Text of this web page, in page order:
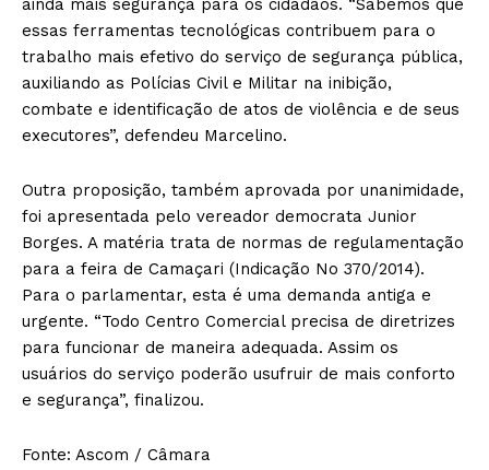
ainda mais segurança para os cidadãos. “Sabemos que
essas ferramentas tecnológicas contribuem para o
trabalho mais efetivo do serviço de segurança pública,
auxiliando as Polícias Civil e Militar na inibição,
combate e identificação de atos de violência e de seus
executores”, defendeu Marcelino.
Outra proposição, também aprovada por unanimidade,
foi apresentada pelo vereador democrata Junior
Borges. A matéria trata de normas de regulamentação
para a feira de Camaçari (Indicação No 370/2014).
Para o parlamentar, esta é uma demanda antiga e
urgente. “Todo Centro Comercial precisa de diretrizes
para funcionar de maneira adequada. Assim os
usuários do serviço poderão usufruir de mais conforto
e segurança”, finalizou.
Fonte: Ascom / Câmara